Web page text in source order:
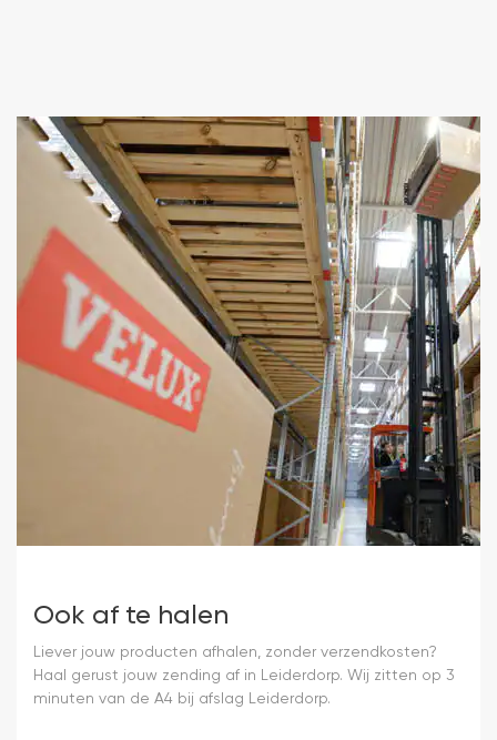
Ook af te halen
Liever jouw producten afhalen, zonder verzendkosten?
Haal gerust jouw zending af in Leiderdorp. Wij zitten op 3
minuten van de A4 bij afslag Leiderdorp.